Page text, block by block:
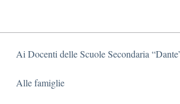
Ai Docenti delle Scuole Secondaria
Alle famiglie